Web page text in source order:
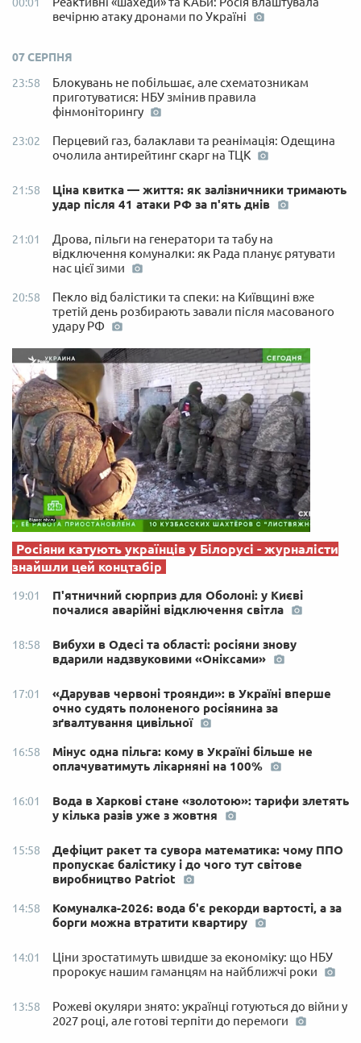
вечірню атаку дронами по Україні
07 СЕРПНЯ
23:58
Блокувань не побільшає, але схематозникам
приготуватися: НБУ змінив правила
фінмоніторингу
23:02
Перцевий газ, балаклави та реанімація: Одещина
очолила антирейтинг скарг на ТЦК
21:58
Ціна квитка — життя: як залізничники тримають
удар після 41 атаки РФ за п'ять днів
21:01
Дрова, пільги на генератори та табу на
відключення комуналки: як Рада планує рятувати
нас цієї зими
20:58
Пекло від балістики та спеки: на Київщині вже
третій день розбирають завали після масованого
удару РФ
Росіяни катують українців у Білорусі - журналісти
знайшли цей концтабір
19:01
П'ятничний сюрприз для Оболоні: у Києві
почалися аварійні відключення світла
18:58
Вибухи в Одесі та області: росіяни знову
вдарили надзвуковими «Оніксами»
17:01
«Дарував червоні троянди»: в Україні вперше
очно судять полоненого росіянина за
зґвалтування цивільної
16:58
Мінус одна пільга: кому в Україні більше не
оплачуватимуть лікарняні на 100%
16:01
Вода в Харкові стане «золотою»: тарифи злетять
у кілька разів уже з жовтня
15:58
Дефіцит ракет та сувора математика: чому ППО
пропускає балістику і до чого тут світове
виробництво Patriot
14:58
Комуналка-2026: вода б'є рекорди вартості, а за
борги можна втратити квартиру
14:01
Ціни зростатимуть швидше за економіку: що НБУ
пророкує нашим гаманцям на найближчі роки
13:58
Рожеві окуляри знято: українці готуються до війни у
2027 році, але готові терпіти до перемоги